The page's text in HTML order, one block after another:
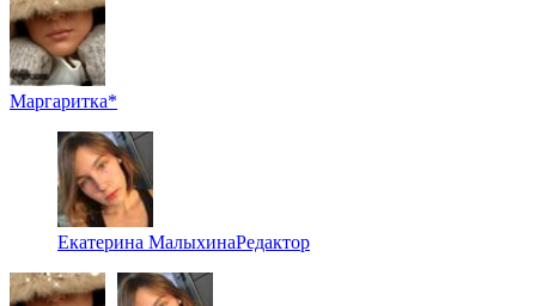
Маргаритка*
Екатерина МалыхинаРедактор